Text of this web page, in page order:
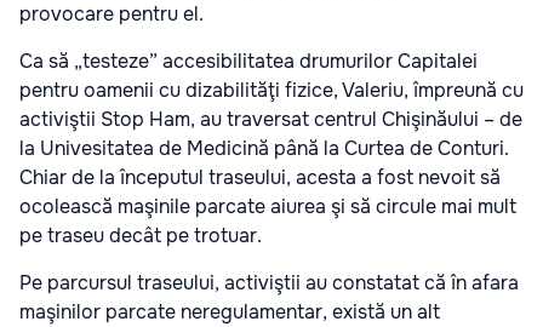
provocare pentru el.
Ca să „testeze” accesibilitatea drumurilor Capitalei
pentru oamenii cu dizabilităţi fizice, Valeriu, împreună cu
activiştii Stop Ham, au traversat centrul Chişinăului – de
la Univesitatea de Medicină până la Curtea de Conturi.
Chiar de la începutul traseului, acesta a fost nevoit să
ocolească maşinile parcate aiurea şi să circule mai mult
pe traseu decât pe trotuar.
Pe parcursul traseului, activiştii au constatat că în afara
maşinilor parcate neregulamentar, există un alt